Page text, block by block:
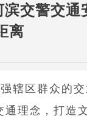
交警交通
离
辖区群众的
理念，打造